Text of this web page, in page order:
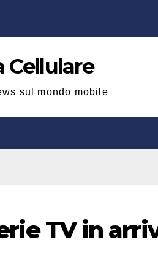
Cellulare
sul mondo mobile
TV in